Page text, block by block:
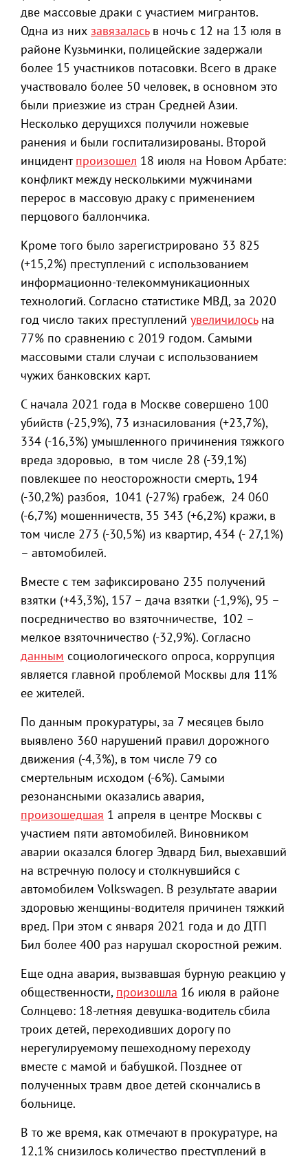
две массовые драки с участием мигрантов.
Одна из них завязаласьв ночь с 12 на 13 юля в
районе Кузьминки, полицейские задержали
более 15 участников потасовки. Всего в драке
участвовало более 50 человек, в основном это
были приезжие из стран Средней Азии.
Несколько дерущихся получили ножевые
ранения и были госпитализированы. Второй
инцидентпроизошел 18 июля на Новом Арбате:
конфликт между несколькими мужчинами
перерос в массовую драку с применением
перцового баллончика.
Кроме того было зарегистрировано 33 825
(+15,2%) преступлений с использованием
информационно-телекоммуникационных
технологий. Согласно статистике МВД, за 2020
год число таких преступлений увеличилосьна
77% по сравнению с 2019 годом. Самыми
массовыми стали случаи с использованием
чужих банковских карт.
С начала 2021 года в Москве совершено 100
убийств (-25,9%), 73 изнасилования (+23,7%),
334 (-16,3%) умышленного причинения тяжкого
вреда здоровью, в том числе 28 (-39,1%)
повлекшее по неосторожности смерть, 194
(-30,2%) разбоя, 1041 (-27%) грабеж, 24 060
(-6,7%) мошенничеств, 35 343 (+6,2%) кражи, в
том числе 273 (-30,5%) из квартир, 434 (- 27,1%)
– автомобилей.
Вместе с тем зафиксировано 235 получений
взятки (+43,3%), 157 – дача взятки (-1,9%), 95 –
посредничество во взяточничестве, 102 –
мелкое взяточничество (-32,9%). Согласно
данным социологического опроса, коррупция
является главной проблемой Москвы для 11%
ее жителей.
По данным прокуратуры, за 7 месяцев было
выявлено 360 нарушений правил дорожного
движения (-4,3%), в том числе 79 со
смертельным исходом (-6%). Самыми
резонансными оказались авария,
произошедшая 1 апреля в центре Москвы с
участием пяти автомобилей. Виновником
аварии оказался блогер Эдвард Бил, выехавший
на встречную полосу и столкнувшийся с
автомобилем Volkswagen. В результате аварии
здоровью женщины-водителя причинен тяжкий
вред. При этом с января 2021 года и до ДТП
Бил более 400 раз нарушал скоростной режим.
Еще одна авария, вызвавшая бурную реакцию у
общественности, произошла 16 июля в районе
Солнцево: 18-летняя девушка-водитель сбила
троих детей, переходивших дорогу по
нерегулируемому пешеходному переходу
вместе с мамой и бабушкой. Позднее от
полученных травм двое детей скончались в
больнице.
В то же время, как отмечают в прокуратуре, на
12,1% снизилось количество преступлений в